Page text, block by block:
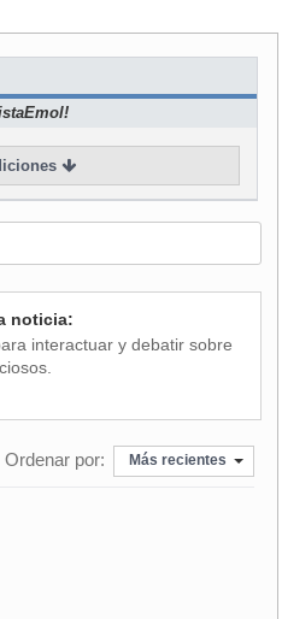
secunda a la cantante
ocho nominaciones. Su
entre otros, el premio
hip-hop.
nuevo compiten Justin
Nicki Minaj y el grupo Broken
interpretación del tema "I
Pitbull. El madrileño, de 35
el video "Bad romance" de
este apartado la cantante
con la noticia. Eminem,
complacido.
noticia:
interactuar y debatir sobre
Ordenar por: Más recientes